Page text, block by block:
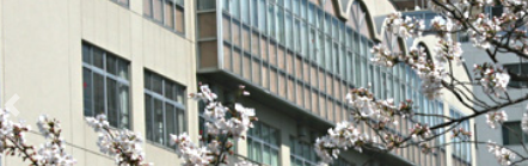
Previous